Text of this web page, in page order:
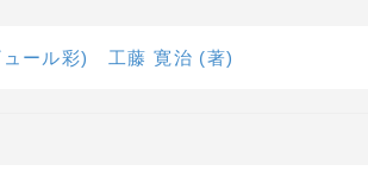
ュール彩) 工藤 寛治 (著)